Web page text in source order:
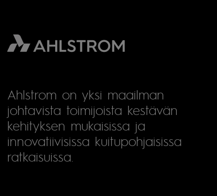
Ahlstrom on yksi maailman
johtavista toimijoista kestävän
kehityksen mukaisissa ja
innovatiivisissa kuitupohjaisissa
ratkaisuissa.